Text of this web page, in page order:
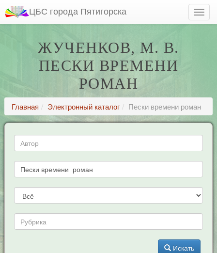
ЦБС города Пятигорска
ЖУЧЕНКОВ, М. В.
ПЕСКИ ВРЕМЕНИ
РОМАН
Главная Электронный каталог Пески времени роман
Искать